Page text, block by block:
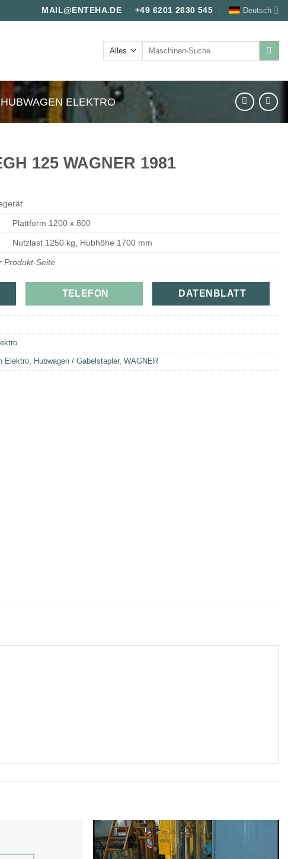
MAIL@ENTEHA.DE +49 6201 2630 545 Deutsch
Suche
ELEKTRO
125 WAGNER 1981
Plattform 1200 x 800
Nutzlast 1250 kg, Hubhöhe 1700 mm
Produkt-Seite
TELEFON DATENBLATT
Elektro Hubwagen / Gabelstapler, WAGNER